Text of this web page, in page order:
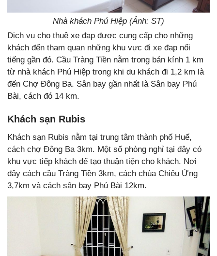
Nhà khách Phú Hiệp (Ảnh: ST)
Dịch vụ cho thuê xe đạp được cung cấp cho những
khách đến tham quan những khu vực đi xe đạp nổi
tiếng gần đó. Cầu Tràng Tiền nằm trong bán kính 1 km
từ nhà khách Phú Hiệp trong khi du khách đi 1,2 km là
đến Chợ Đông Ba. Sân bay gần nhất là Sân bay Phú
Bài, cách đó 14 km.
Khách sạn Rubis
Khách sạn Rubis nằm tại trung tâm thành phố Huế,
cách chợ Đông Ba 3km. Một số phòng nghỉ tại đây có
khu vực tiếp khách để tạo thuận tiện cho khách. Nơi
đây cách cầu Tràng Tiền 3km, cách chùa Chiêu Ứng
3,7km và cách sân bay Phú Bài 12km.